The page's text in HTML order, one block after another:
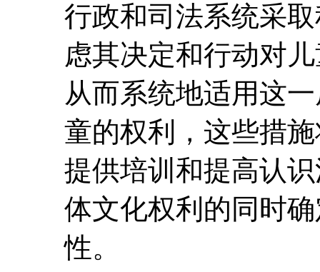
行政和司法系统采
虑其决定和行动对
从而系统地适用这
童的权利，这些措
提供培训和提高认
体文化权利的同时
性。